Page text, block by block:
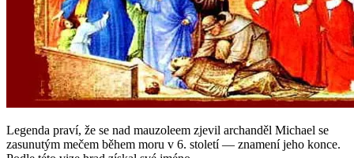
Legenda praví, že se nad mauzoleem zjevil archanděl Michael se
zasunutým mečem během moru v 6. století — znamení jeho konce.